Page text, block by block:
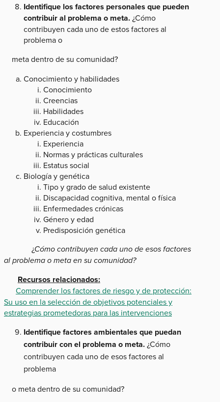
Identifique los factores personales que pueden
contribuir al problema o meta.¿Cómo
contribuyen cada uno de estos factores al
problema o
meta dentro de su comunidad?
Conocimiento y habilidades
Conocimiento
Creencias
Habilidades
Educación
Experiencia y costumbres
Experiencia
Normas y prácticas culturales
Estatus social
Biología y genética
Tipo y grado de salud existente
Discapacidad cognitiva, mental o física
Enfermedades crónicas
Género y edad
Predisposición genética
¿Cómo contribuyen cada uno de esos factores
al problema o meta en su comunidad?
Recursos relacionados:
Comprender los factores de riesgo y de protección:
Su uso en la selección de objetivos potenciales y
estrategias prometedoras para las intervenciones
Identifique factores ambientales que puedan
contribuir con el problema o meta.¿Cómo
contribuyen cada uno de esos factores al
problema
o meta dentro de su comunidad?